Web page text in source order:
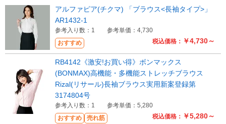
おすすめ 税込価格： ￥4,730～
アルファピア(チクマ) 「ブラウス<長袖タイプ>」
AR1432-1
参考入り数：1 参考単価：4,730
おすすめ 売れ筋 税込価格： ￥5,280～
RB4142《激安!お買い得》ボンマックス
(BONMAX)高機能・多機能ストレッチブラウス
Rizal(リサール)長袖ブラウス実用新案登録第
3174804号
参考入り数：1 参考単価：5,280